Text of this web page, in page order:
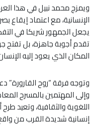
ويمزج محمد نبيل في هذا
الإنسانية، مع اعتماد إيقاع
يجعل الجمهور شريكا في
تقدم أجوبة جاهزة، بل تفتح
المكان الذي يعود إليه
وتوجه فرقة “روح القارورة”
وإلى المهتمين بالمسرح
اللغوية والثقافية، وتعيد
إنسانية شديدة القرب من